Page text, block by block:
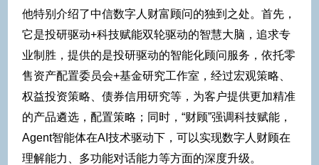
他特别介绍了中信数字人财富顾问的独到之处。首先，
它是投研驱动+科技赋能双轮驱动的智慧大脑，追求专
业制胜，提供的是投研驱动的智能化顾问服务，依托零
售资产配置委员会+基金研究工作室，经过宏观策略、
权益投资策略、债券信用研究等，为客户提供更加精准
的产品遴选，配置策略；同时，“财顾”强调科技赋能，
Agent智能体在AI技术驱动下，可以实现数字人财顾在
理解能力、多功能对话能力等方面的深度升级。